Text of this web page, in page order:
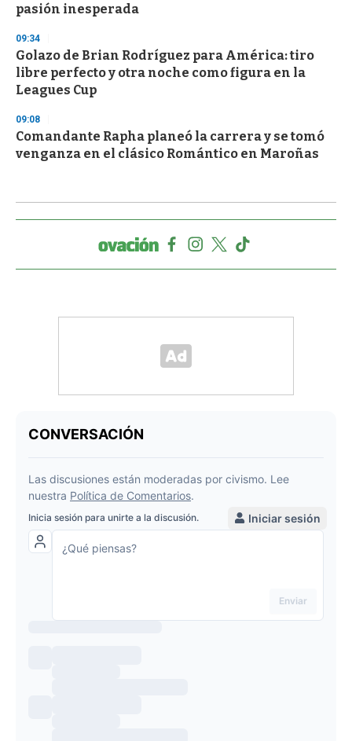
pasión inesperada
09:34
Golazo de Brian Rodríguez para América: tiro
libre perfecto y otra noche como figura en la
Leagues Cup
09:08
Comandante Rapha planeó la carrera y se tomó
venganza en el clásico Romántico en Maroñas